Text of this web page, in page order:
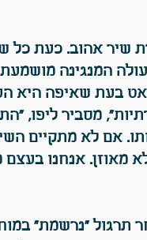
שיר אהוב. כעת כל
המנגינה
בעת שאיפה היא
מסביר ליפו,
אם לא מתקיים
מאוזן. אנחנו
תרגול "נרשמת"